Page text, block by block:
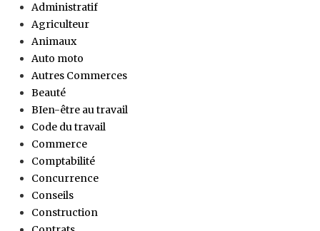
Administratif
Agriculteur
Animaux
Auto moto
Autres Commerces
Beauté
BIen-être au travail
Code du travail
Commerce
Comptabilité
Concurrence
Conseils
Construction